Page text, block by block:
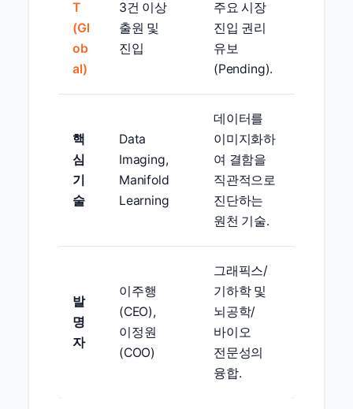
T
(Gl
ob
al)
3건 이상
출원 및
진입
주요 시장
진입 권리
유보
(Pending).
핵
심
기
술
Data
Imaging,
Manifold
Learning
데이터를
이미지화하
여 결함을
직관적으로
진단하는
원천 기술.
발
명
자
이주행
(CEO),
이정원
(COO)
그래픽스/
기하학 및
뇌공학/
바이오
전문성의
융합.